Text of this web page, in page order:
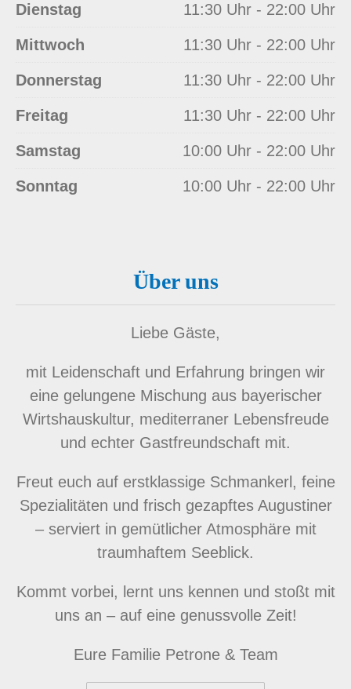
Dienstag 11:30 Uhr - 22:00 Uhr
Mittwoch 11:30 Uhr - 22:00 Uhr
Donnerstag 11:30 Uhr - 22:00 Uhr
Freitag 11:30 Uhr - 22:00 Uhr
Samstag 10:00 Uhr - 22:00 Uhr
Sonntag 10:00 Uhr - 22:00 Uhr
Über uns
Liebe Gäste,
mit Leidenschaft und Erfahrung bringen wir
eine gelungene Mischung aus bayerischer
Wirtshauskultur, mediterraner Lebensfreude
und echter Gastfreundschaft mit.
Freut euch auf erstklassige Schmankerl, feine
Spezialitäten und frisch gezapftes Augustiner
– serviert in gemütlicher Atmosphäre mit
traumhaftem Seeblick.
Kommt vorbei, lernt uns kennen und stoßt mit
uns an – auf eine genussvolle Zeit!
Eure Familie Petrone & Team